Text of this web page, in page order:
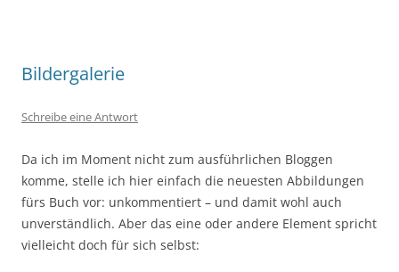
Bildergalerie
Schreibe eine Antwort
Da ich im Moment nicht zum ausführlichen Bloggen
komme, stelle ich hier einfach die neuesten Abbildungen
fürs Buch vor: unkommentiert – und damit wohl auch
unverständlich. Aber das eine oder andere Element spricht
vielleicht doch für sich selbst: